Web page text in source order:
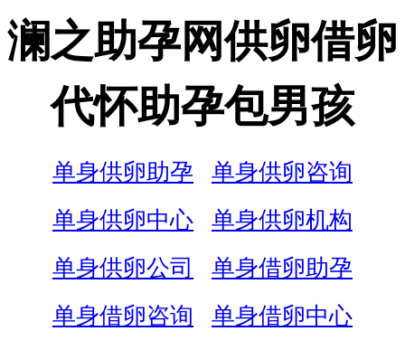
澜之助孕网供卵借卵
代怀助孕包男孩
单身供卵助孕
单身供卵咨询
单身供卵中心
单身供卵机构
单身供卵公司
单身借卵助孕
单身借卵咨询
单身借卵中心